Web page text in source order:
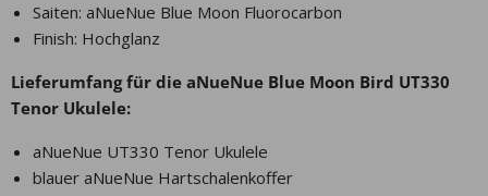
Saiten: aNueNue Blue Moon Fluorocarbon
Finish: Hochglanz
Lieferumfang für die aNueNue Blue Moon Bird UT330
Tenor Ukulele:
aNueNue UT330 Tenor Ukulele
blauer aNueNue Hartschalenkoffer